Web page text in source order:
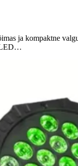
ja kompaktne
LED…